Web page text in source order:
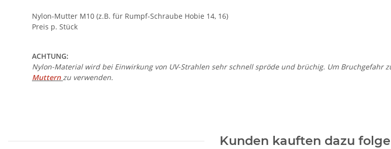
Nylon-Mutter M10 (z.B. für Rumpf-Schraube Hobie 14, 16)
Preis p. Stück
ACHTUNG:
Nylon-Material wird bei Einwirkung von UV-Strahlen sehr schnell spröde und brüchig. Um
Muttern zu verwenden.
Kunden kauften dazu